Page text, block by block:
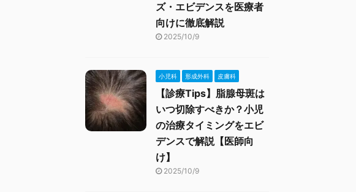
ズ・エビデンスを医療者
向けに徹底解説
2025/10/9
小児科 形成外科 皮膚科
【診療Tips】脂腺母斑は
いつ切除すべきか？小児
の治療タイミングをエビ
デンスで解説【医師向
け】
2025/10/9